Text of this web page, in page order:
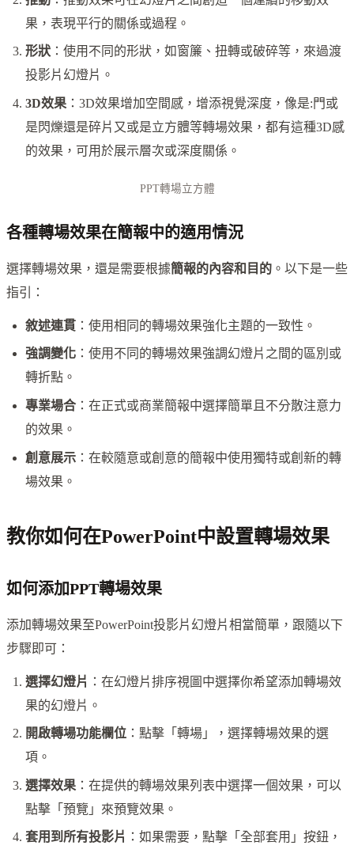
果，表現平行的關係或過程。
形狀 ：使用不同的形狀，如窗簾、扭轉或破碎等，來過渡
投影片幻燈片。
3D效果 ：3D效果增加空間感，增添視覺深度，像是:門或
是閃爍還是碎片又或是立方體等轉場效果，都有這種3D感
的效果，可用於展示層次或深度關係。
PPT轉場立方體
各種轉場效果在簡報中的適用情況
選擇轉場效果，還是需要根據簡報的內容和目的 。以下是一些
指引：
敘述連貫 ：使用相同的轉場效果強化主題的一致性。
強調變化 ：使用不同的轉場效果強調幻燈片之間的區別或
轉折點。
專業場合 ：在正式或商業簡報中選擇簡單且不分散注意力
的效果。
創意展示 ：在較隨意或創意的簡報中使用獨特或創新的轉
場效果。
教你如何在PowerPoint中設置轉場效果
如何添加PPT轉場效果
添加轉場效果至PowerPoint投影片幻燈片相當簡單，跟隨以下
步驟即可：
選擇幻燈片 ：在幻燈片排序視圖中選擇你希望添加轉場效
果的幻燈片。
開啟轉場功能欄位 ：點擊「轉場」，選擇轉場效果的選
項。
選擇效果 ：在提供的轉場效果列表中選擇一個效果，可以
點擊「預覽」來預覽效果。
套用到所有投影片 ：如果需要，點擊「全部套用」按鈕，